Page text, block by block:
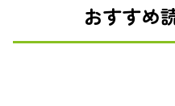
おすすめ